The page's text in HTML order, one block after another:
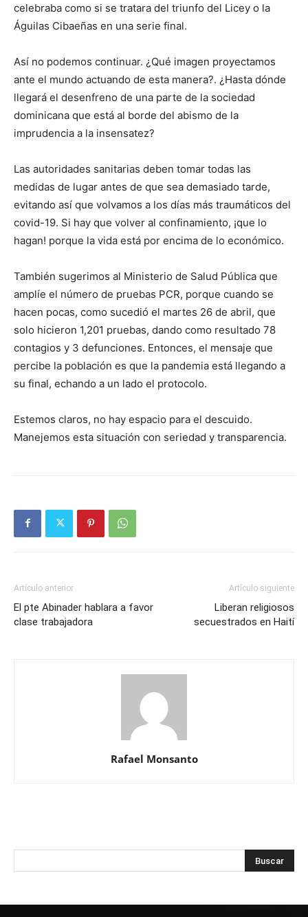
celebraba como si se tratara del triunfo del Licey o la
Águilas Cibaeñas en una serie final.
Así no podemos continuar. ¿Qué imagen proyectamos
ante el mundo actuando de esta manera?. ¿Hasta dónde
llegará el desenfreno de una parte de la sociedad
dominicana que está al borde del abismo de la
imprudencia a la insensatez?
Las autoridades sanitarias deben tomar todas las
medidas de lugar antes de que sea demasiado tarde,
evitando así que volvamos a los días más traumáticos del
covid-19. Si hay que volver al confinamiento, ¡que lo
hagan! porque la vida está por encima de lo económico.
También sugerimos al Ministerio de Salud Pública que
amplíe el número de pruebas PCR, porque cuando se
hacen pocas, como sucedió el martes 26 de abril, que
solo hicieron 1,201 pruebas, dando como resultado 78
contagios y 3 defunciones. Entonces, el mensaje que
percibe la población es que la pandemia está llegando a
su final, echando a un lado el protocolo.
Estemos claros, no hay espacio para el descuido.
Manejemos esta situación con seriedad y transparencia.
Artículo anterior
El pte Abinader hablara a favor
clase trabajadora
Artículo siguiente
Liberan religiosos
secuestrados en Haití
Rafael Monsanto